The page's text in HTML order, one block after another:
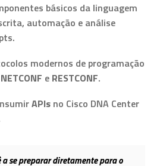
básicos da linguagem
automação e análise
modernos de programação
NETCONF e RESTCONF.
APIs no Cisco DNA Center
a se preparar diretamente para o